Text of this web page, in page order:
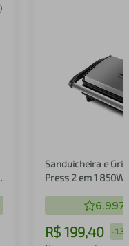
Sanduicheira e
Press 2 em 1 850W
6.997
R$ 199,40 -